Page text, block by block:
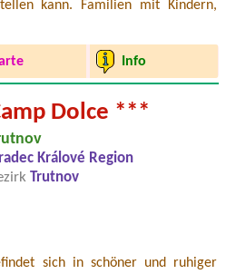
kann. Familien mit Kindern,
Info
Dolce ***
Králové Region
Trutnov
sich in schöner und ruhiger